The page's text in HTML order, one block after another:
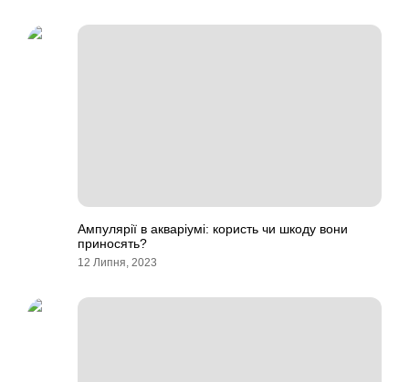
Ампулярії в акваріумі: користь чи шкоду вони
приносять?
12 Липня, 2023